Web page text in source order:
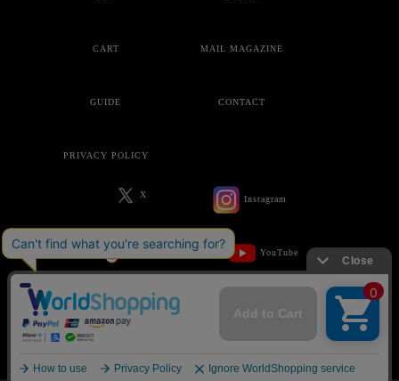
CART MAIL MAGAZINE
GUIDE CONTACT
PRIVACY POLICY
X Instagram
YouTube
Copyright © ankoROCK all rights reserved.